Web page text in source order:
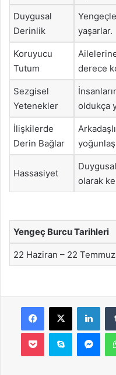
Duygusal
Derinlik
yaşarlar.
Koruyucu
Tutum
derece
Sezgisel
Yetenekler
oldukça
İlişkilerde
Derin Bağlar
Hassasiyet
olarak
Yengeç Burcu Tarihleri
22 Haziran – 22 Temmuz
Facebook
X
Pocket Skype